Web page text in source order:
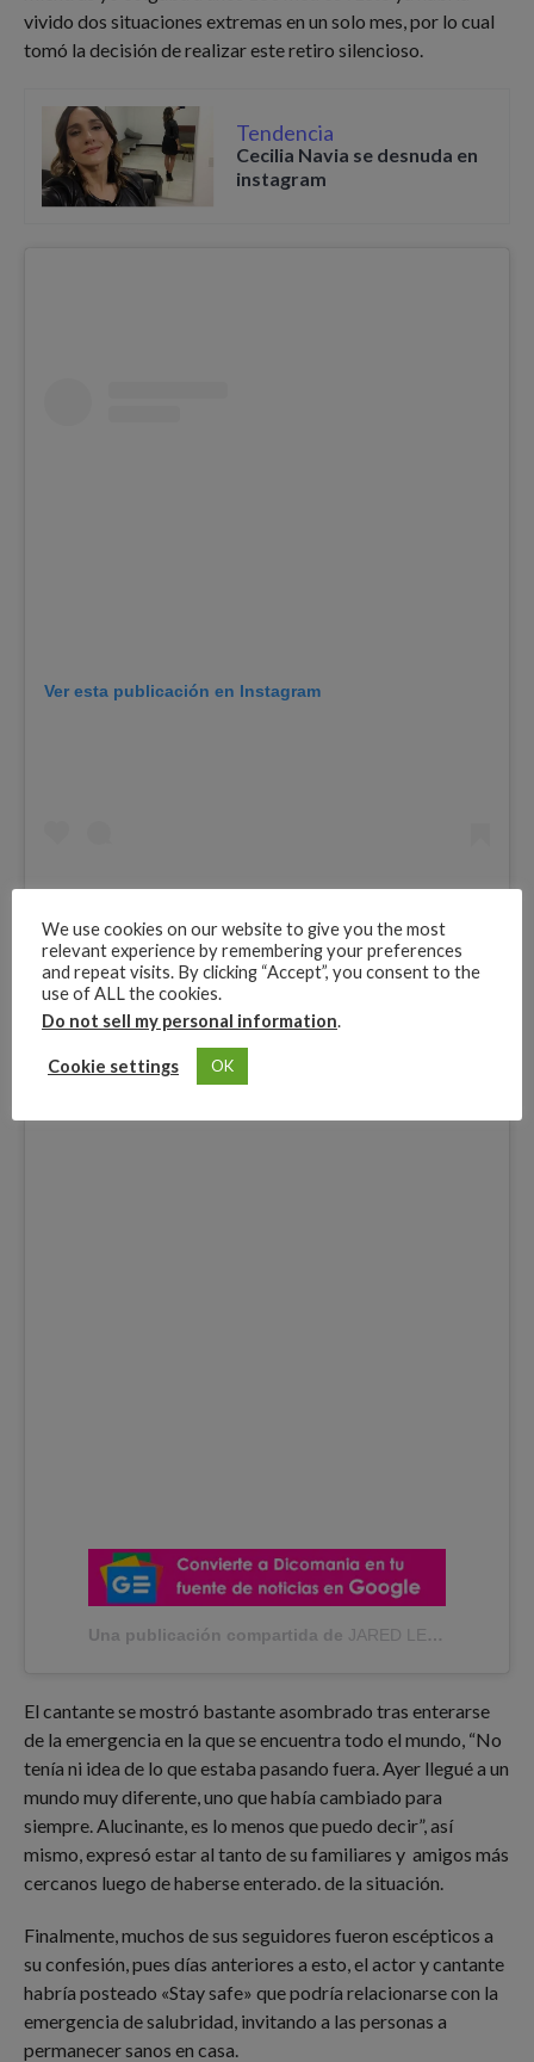
vivido dos situaciones extremas en un solo mes, por lo cual
tomó la decisión de realizar este retiro silencioso.
Tendencia
Cecilia Navia se desnuda en
instagram
Ver esta publicación en Instagram
Advertisements
Una publicación compartida de JARED LETO
El cantante se mostró bastante asombrado tras enterarse
de la emergencia en la que se encuentra todo el mundo, “No
tenía ni idea de lo que estaba pasando fuera. Ayer llegué a un
mundo muy diferente, uno que había cambiado para
siempre. Alucinante, es lo menos que puedo decir”, así
mismo, expresó estar al tanto de su familiares y amigos más
cercanos luego de haberse enterado. de la situación.
Finalmente, muchos de sus seguidores fueron escépticos a
su confesión, pues días anteriores a esto, el actor y cantante
habría posteado «Stay safe» que podría relacionarse con la
emergencia de salubridad, invitando a las personas a
permanecer sanos en casa.
We use cookies on our website to give you the most
relevant experience by remembering your preferences
and repeat visits. By clicking “Accept”, you consent to the
use of ALL the cookies.
Do not sell my personal information.
Cookie settings OK